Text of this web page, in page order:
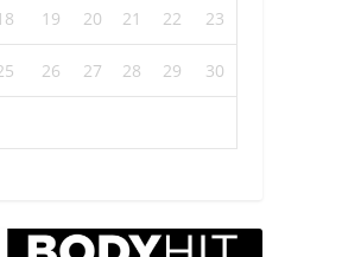
19 20 21 22 23
26 27 28 29 30